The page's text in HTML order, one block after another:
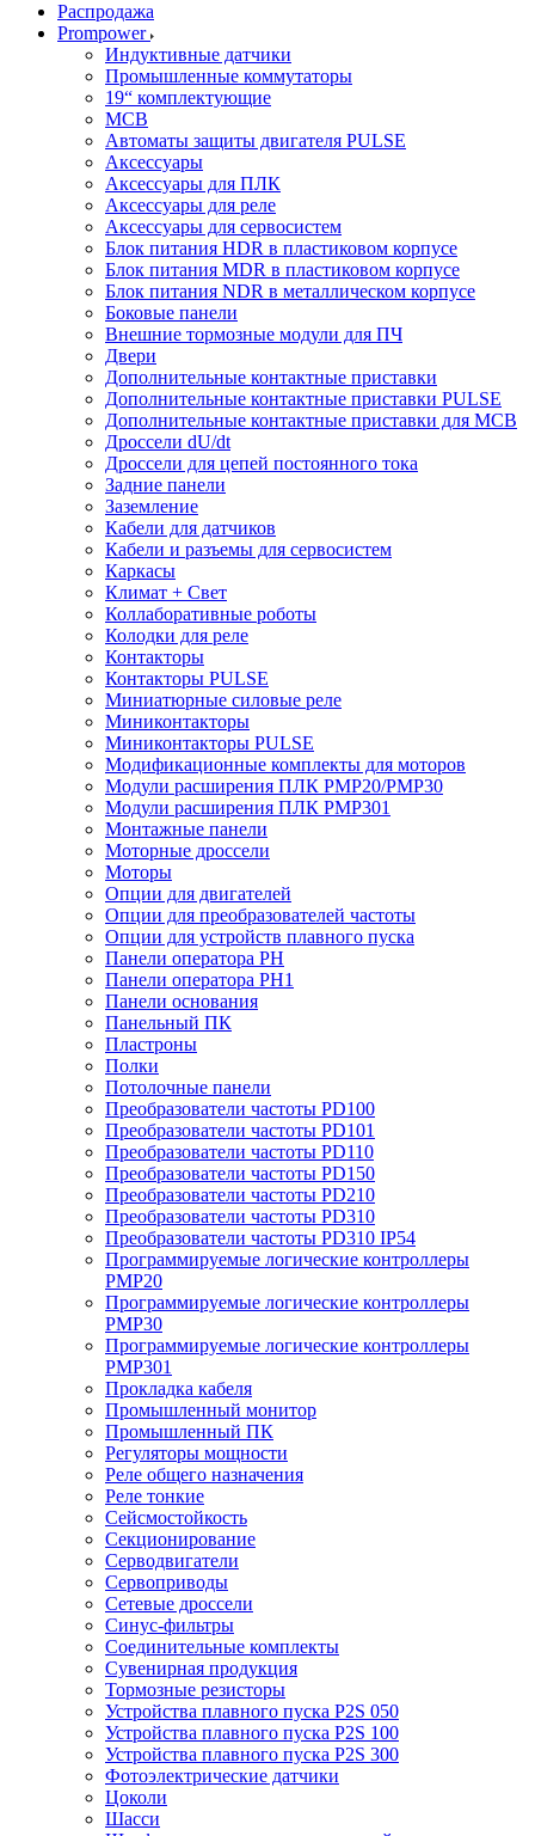
Распродажа
Prompower
Индуктивные датчики
Промышленные коммутаторы
19“ комплектующие
MCB
Автоматы защиты двигателя PULSE
Аксессуары
Аксессуары для ПЛК
Аксессуары для реле
Аксессуары для сервосистем
Блок питания HDR в пластиковом корпусе
Блок питания MDR в пластиковом корпусе
Блок питания NDR в металлическом корпусе
Боковые панели
Внешние тормозные модули для ПЧ
Двери
Дополнительные контактные приставки
Дополнительные контактные приставки PULSE
Дополнительные контактные приставки для MCB
Дроссели dU/dt
Дроссели для цепей постоянного тока
Задние панели
Заземление
Кабели для датчиков
Кабели и разъемы для сервосистем
Каркасы
Климат + Свет
Коллаборативные роботы
Колодки для реле
Контакторы
Контакторы PULSE
Миниатюрные силовые реле
Миниконтакторы
Миниконтакторы PULSE
Модификационные комплекты для моторов
Модули расширения ПЛК PMP20/PMP30
Модули расширения ПЛК PMP301
Монтажные панели
Моторные дроссели
Моторы
Опции для двигателей
Опции для преобразователей частоты
Опции для устройств плавного пуска
Панели оператора PH
Панели оператора PH1
Панели основания
Панельный ПК
Пластроны
Полки
Потолочные панели
Преобразователи частоты PD100
Преобразователи частоты PD101
Преобразователи частоты PD110
Преобразователи частоты PD150
Преобразователи частоты PD210
Преобразователи частоты PD310
Преобразователи частоты PD310 IP54
Программируемые логические контроллеры
PMP20
Программируемые логические контроллеры
PMP30
Программируемые логические контроллеры
PMP301
Прокладка кабеля
Промышленный монитор
Промышленный ПК
Регуляторы мощности
Реле общего назначения
Реле тонкие
Сейсмостойкость
Секционирование
Серводвигатели
Сервоприводы
Сетевые дроссели
Синус-фильтры
Соединительные комплекты
Сувенирная продукция
Тормозные резисторы
Устройства плавного пуска P2S 050
Устройства плавного пуска P2S 100
Устройства плавного пуска P2S 300
Фотоэлектрические датчики
Цоколи
Шасси